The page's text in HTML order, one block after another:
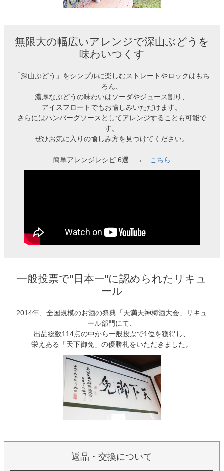
無限大の幅広いアレンジで深山ぶどうを
味わいつくす
「深山ぶどう」をシンプルに楽しむストレートやロックはもち
ろん、
濃厚なぶどうの味わいはソーダやジュース割り、
アイスフロートでもお愉しみいただけます。
さらにはハンバーグソースとしてアレンジすることも可能で
す。
ぜひお気に入りの愉しみ方を見つけてください。
簡単アレンジレシピ 6選 → こちら
一般投票で"日本一"に認められたリキュ
ール
2014年、全国規模のお酒の祭典「天満天神梅酒大会」リキュ
ール部門にて、
出品総数114点の中から一般投票で1位を獲得し、
栄えある「天下御免」の優勝札をいただきました。
返品・交換について